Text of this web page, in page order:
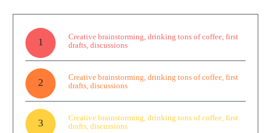
1
Creative brainstorming, drinking tons of coffee, first
drafts, discussions
2
Creative brainstorming, drinking tons of coffee, first
drafts, discussions
3
Creative brainstorming, drinking tons of coffee, first
drafts, discussions